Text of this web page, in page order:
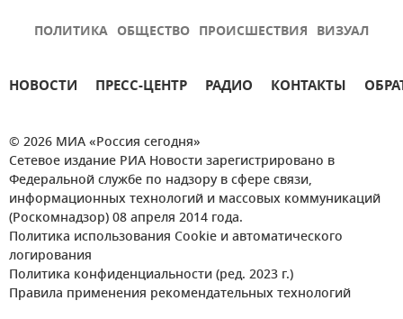
ПОЛИТИКА ОБЩЕСТВО ПРОИСШЕСТВИЯ ВИЗУАЛ
НОВОСТИ ПРЕСС-ЦЕНТР РАДИО КОНТАКТЫ
© 2026 МИА «Россия сегодня»
Сетевое издание РИА Новости зарегистрировано в
Федеральной службе по надзору в сфере связи,
информационных технологий и массовых коммуникаций
(Роскомнадзор) 08 апреля 2014 года.
Политика использования Cookie и автоматического
логирования
Политика конфиденциальности (ред. 2023 г.)
Правила применения рекомендательных технологий